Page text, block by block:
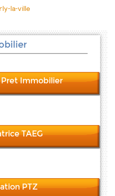
la-ville
Immobilier
TAEG
PTZ